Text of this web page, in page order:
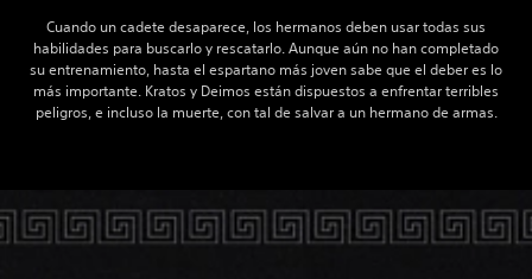
Cuando un cadete desaparece, los hermanos deben usar todas sus
habilidades para buscarlo y rescatarlo. Aunque aún no han completado
su entrenamiento, hasta el espartano más joven sabe que el deber es lo
más importante. Kratos y Deimos están dispuestos a enfrentar terribles
peligros, e incluso la muerte, con tal de salvar a un hermano de armas.